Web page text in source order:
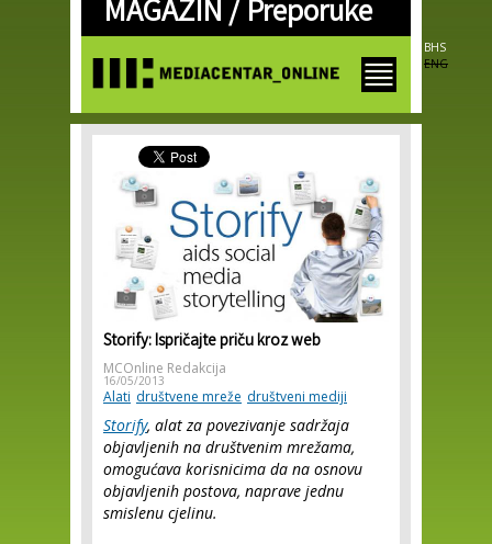
Skip to
main
MAGAZIN /Preporuke
BHS
ENG
Storify: Ispričajte priču kroz web
MCOnline Redakcija
16/05/2013
Alati društvene mreže društveni mediji
Storify, alat za povezivanje sadržaja
objavljenih na društvenim mrežama,
omogućava korisnicima da na osnovu
objavljenih postova, naprave jednu
smislenu cjelinu.